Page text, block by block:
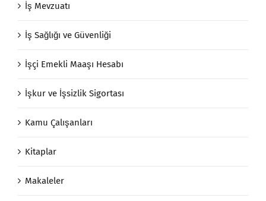
İş Mevzuatı
İş Sağlığı ve Güvenliği
İşçi Emekli Maaşı Hesabı
İşkur ve İşsizlik Sigortası
Kamu Çalışanları
Kitaplar
Makaleler